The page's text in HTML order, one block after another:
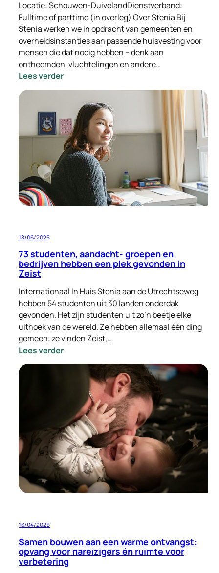
Locatie: Schouwen-DuivelandDienstverband:
Fulltime of parttime (in overleg) Over Stenia Bij
Stenia werken we in opdracht van gemeenten en
overheidsinstanties aan passende huisvesting voor
mensen die dat nodig hebben – denk aan
ontheemden, vluchtelingen en andere…
Lees verder:
-
Wooncoach
Opvanglocaties
Stenia
18/06/2025
73 studenten, aandacht- groepen en
bedrijven hebben een plek gevonden in
Zeist
Internationaal In Huis Stenia aan de Utrechtseweg
hebben 54 studenten uit 30 landen onderdak
gevonden. Het zijn studenten uit zo’n beetje elke
uithoek van de wereld. Ze hebben allemaal één ding
gemeen: ze vinden Zeist,…
Lees verder:
73
studenten,
aandacht-
groepen
bedrijven
hebben
een
plek
gevonden
in
Zeist
16/04/2025
Samen bouwen aan een warme ontvangst:
opvang voor nareizigers én ruimte voor
verbetering